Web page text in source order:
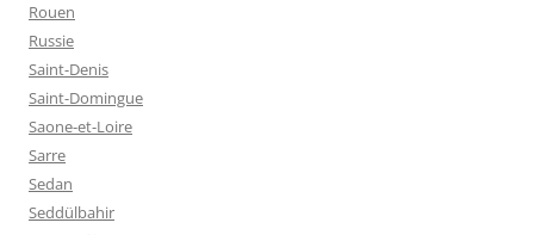
Rouen
Russie
Saint-Denis
Saint-Domingue
Saone-et-Loire
Sarre
Sedan
Seddülbahir